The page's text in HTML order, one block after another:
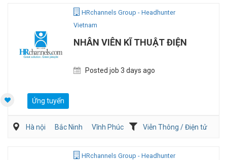
HRchannels Group - Headhunter
Vietnam
NHÂN VIÊN KĨ THUẬT ĐIỆN
Posted job 3 days ago
Ứng tuyển
Hà nội Bắc Ninh Vĩnh Phúc
Viễn Thông / Điện tử
HRchannels Group - Headhunter